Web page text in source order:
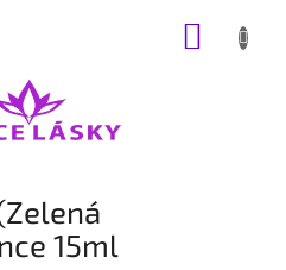
15ml